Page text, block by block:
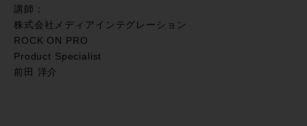
講師：
株式会社メディアインテグレーション
ROCK ON PRO
Product Specialist
前田 洋介